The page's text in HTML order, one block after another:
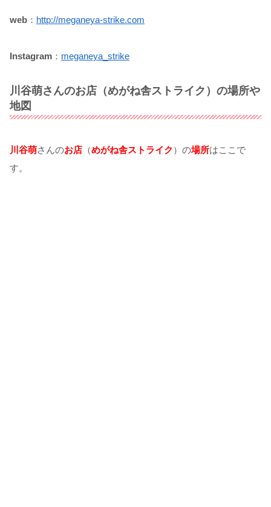
web ： http://meganeya-strike.com
Instagram ： meganeya_strike
川谷萌さんのお店（めがね舎ストライク）の場所や
地図
川谷萌さんのお店 （めがね舎ストライク ）の場所はここで
す。